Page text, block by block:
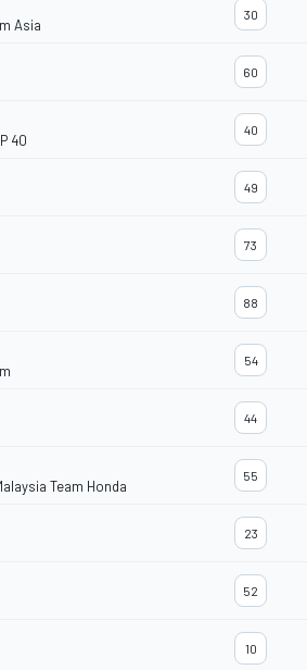
Asia
30
60
40
40
49
73
88
54
44
Team Honda
55
23
52
10